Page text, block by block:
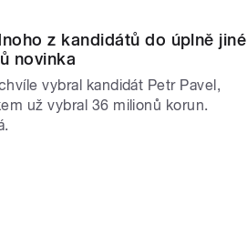
z kandidátů do úplně jiné
novinka
vybral kandidát Petr Pavel,
už vybral 36 milionů korun.